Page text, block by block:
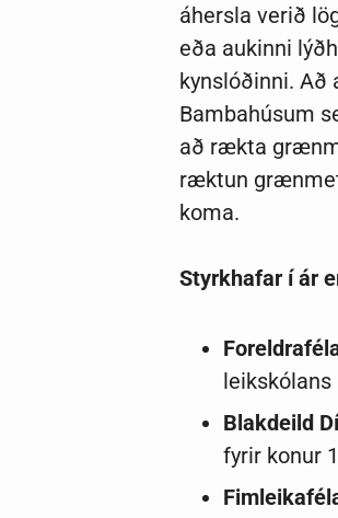
áhersla verið
eða aukinni
kynslóðinni. Að
Bambahúsum
að rækta
ræktun
koma.
Styrkhafar í ár
leikskólans
Blakdeild
fyrir konur